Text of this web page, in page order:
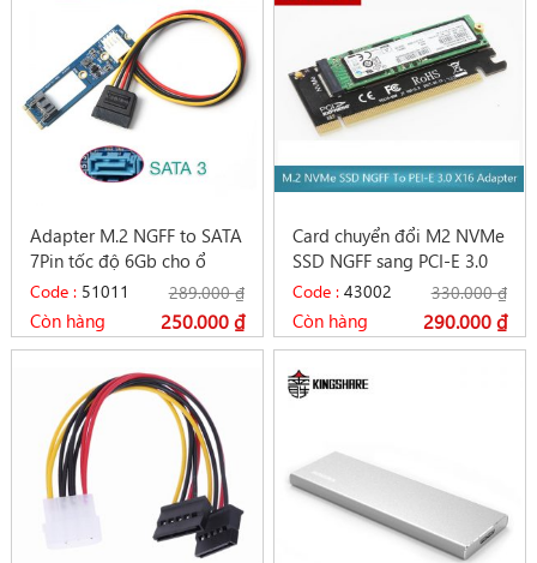
Adapter M.2 NGFF to SATA
7Pin tốc độ 6Gb cho ổ
cứng HDD SSD SATA 3
289.000₫
250.000₫
Code : 51011
Còn hàng
Card chuyển đổi M2 NVMe
SSD NGFF sang PCI-E 3.0
X16 – JEYI
330.000₫
290.000₫
Code :43002
Còn hàng